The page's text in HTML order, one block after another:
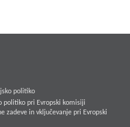
politiko
politiko pri Evropski komisiji
zadeve in vključevanje pri Evropski